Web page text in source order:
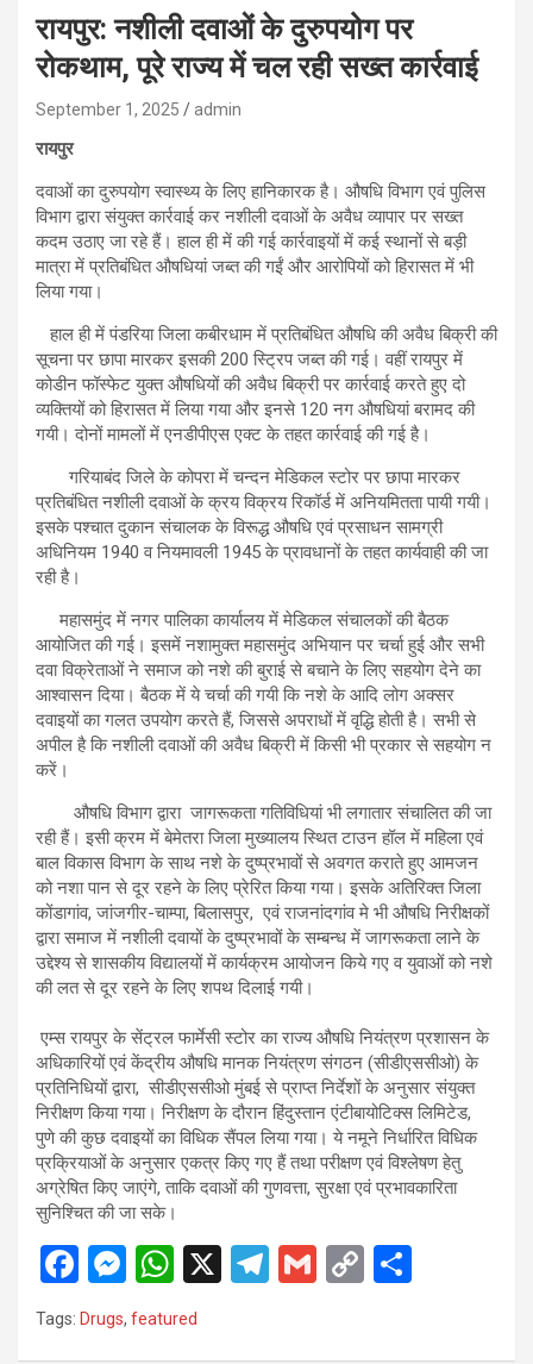
रायपुर: नशीली दवाओं के दुरुपयोग पर
रोकथाम, पूरे राज्य में चल रही सख्त कार्रवाई
September 1, 2025 admin
रायपुर
दवाओं का दुरुपयोग स्वास्थ्य के लिए हानिकारक है। औषधि विभाग एवं पुलिस
विभाग द्वारा संयुक्त कार्रवाई कर नशीली दवाओं के अवैध व्यापार पर सख्त
कदम उठाए जा रहे हैं। हाल ही में की गई कार्रवाइयों में कई स्थानों से बड़ी
मात्रा में प्रतिबंधित औषधियां जब्त की गईं और आरोपियों को हिरासत में भी
लिया गया।
हाल ही में पंडरिया जिला कबीरधाम में प्रतिबंधित औषधि की अवैध बिक्री की
सूचना पर छापा मारकर इसकी 200 स्ट्रिप जब्त की गई। वहीं रायपुर में
कोडीन फॉस्फेट युक्त औषधियों की अवैध बिक्री पर कार्रवाई करते हुए दो
व्यक्तियों को हिरासत में लिया गया और इनसे 120 नग औषधियां बरामद की
गयी। दोनों मामलों में एनडीपीएस एक्ट के तहत कार्रवाई की गई है।
गरियाबंद जिले के कोपरा में चन्दन मेडिकल स्टोर पर छापा मारकर
प्रतिबंधित नशीली दवाओं के क्रय विक्रय रिकॉर्ड में अनियमितता पायी गयी।
इसके पश्चात दुकान संचालक के विरूद्ध औषधि एवं प्रसाधन सामग्री
अधिनियम 1940 व नियमावली 1945 के प्रावधानों के तहत कार्यवाही की जा
रही है।
महासमुंद में नगर पालिका कार्यालय में मेडिकल संचालकों की बैठक
आयोजित की गई। इसमें नशामुक्त महासमुंद अभियान पर चर्चा हुई और सभी
दवा विक्रेताओं ने समाज को नशे की बुराई से बचाने के लिए सहयोग देने का
आश्वासन दिया। बैठक में ये चर्चा की गयी कि नशे के आदि लोग अक्सर
दवाइयों का गलत उपयोग करते हैं, जिससे अपराधों में वृद्धि होती है। सभी से
अपील है कि नशीली दवाओं की अवैध बिक्री में किसी भी प्रकार से सहयोग न
करें।
औषधि विभाग द्वारा जागरूकता गतिविधियां भी लगातार संचालित की जा
रही हैं। इसी क्रम में बेमेतरा जिला मुख्यालय स्थित टाउन हॉल में महिला एवं
बाल विकास विभाग के साथ नशे के दुष्प्रभावों से अवगत कराते हुए आमजन
को नशा पान से दूर रहने के लिए प्रेरित किया गया। इसके अतिरिक्त जिला
कोंडागांव, जांजगीर-चाम्पा, बिलासपुर, एवं राजनांदगांव मे भी औषधि निरीक्षकों
द्वारा समाज में नशीली दवायों के दुष्प्रभावों के सम्बन्ध में जागरूकता लाने के
उद्देश्य से शासकीय विद्यालयों में कार्यक्रम आयोजन किये गए व युवाओं को नशे
की लत से दूर रहने के लिए शपथ दिलाई गयी।
एम्स रायपुर के सेंट्रल फार्मेसी स्टोर का राज्य औषधि नियंत्रण प्रशासन के
अधिकारियों एवं केंद्रीय औषधि मानक नियंत्रण संगठन (सीडीएससीओ) के
प्रतिनिधियों द्वारा, सीडीएससीओ मुंबई से प्राप्त निर्देशों के अनुसार संयुक्त
निरीक्षण किया गया। निरीक्षण के दौरान हिंदुस्तान एंटीबायोटिक्स लिमिटेड,
पुणे की कुछ दवाइयों का विधिक सैंपल लिया गया। ये नमूने निर्धारित विधिक
प्रक्रियाओं के अनुसार एकत्र किए गए हैं तथा परीक्षण एवं विश्लेषण हेतु
अग्रेषित किए जाएंगे, ताकि दवाओं की गुणवत्ता, सुरक्षा एवं प्रभावकारिता
सुनिश्चित की जा सके।
F
a
ce
M
es
se
W
at
X
T
G
C
Tags: Drugs, featured